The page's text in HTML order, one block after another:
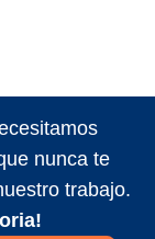
nunca te
trabajo.